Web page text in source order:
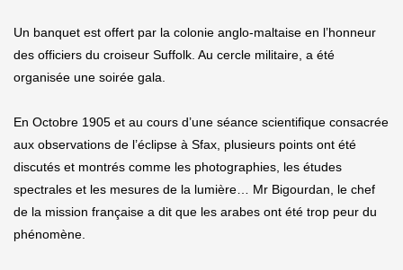
Un banquet est offert par la colonie anglo-maltaise en l’honneur
des officiers du croiseur Suffolk. Au cercle militaire, a été
organisée une soirée gala.
En Octobre 1905 et au cours d’une séance scientifique consacrée
aux observations de l’éclipse à Sfax, plusieurs points ont été
discutés et montrés comme les photographies, les études
spectrales et les mesures de la lumière… Mr Bigourdan, le chef
de la mission française a dit que les arabes ont été trop peur du
phénomène.